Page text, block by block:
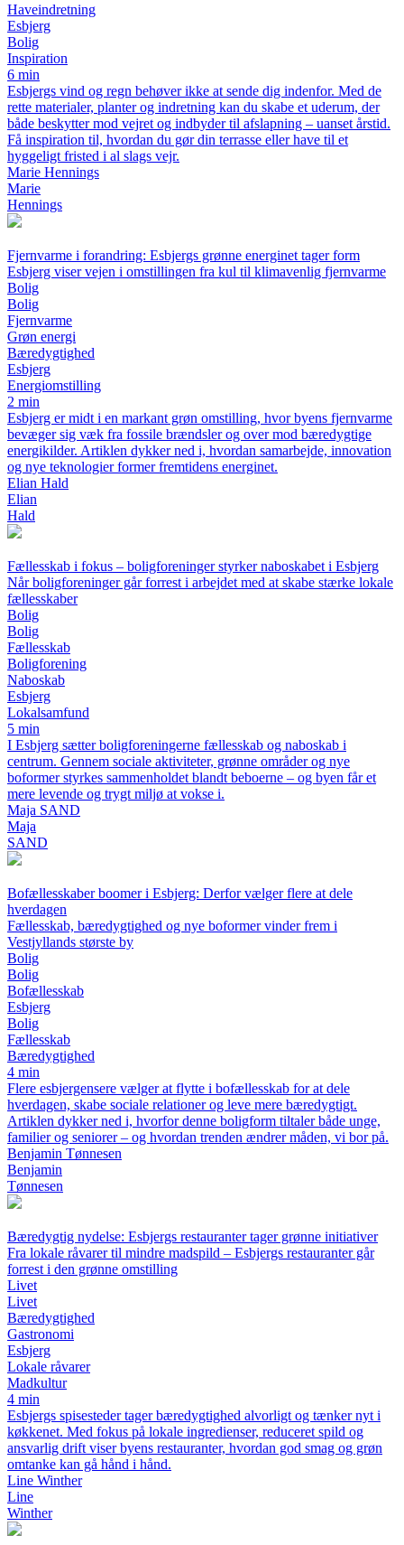
Haveindretning
Esbjerg
Bolig
Inspiration
6 min
Esbjergs vind og regn behøver ikke at sende dig indenfor. Med de
rette materialer, planter og indretning kan du skabe et uderum, der
både beskytter mod vejret og indbyder til afslapning – uanset årstid.
Få inspiration til, hvordan du gør din terrasse eller have til et
hyggeligt fristed i al slags vejr.
Marie Hennings
Marie
Hennings
Fjernvarme i forandring: Esbjergs grønne energinet tager form
Esbjerg viser vejen i omstillingen fra kul til klimavenlig fjernvarme
Bolig
Bolig
Fjernvarme
Grøn energi
Bæredygtighed
Esbjerg
Energiomstilling
2 min
Esbjerg er midt i en markant grøn omstilling, hvor byens fjernvarme
bevæger sig væk fra fossile brændsler og over mod bæredygtige
energikilder. Artiklen dykker ned i, hvordan samarbejde, innovation
og nye teknologier former fremtidens energinet.
Elian Hald
Elian
Hald
Fællesskab i fokus – boligforeninger styrker naboskabet i Esbjerg
Når boligforeninger går forrest i arbejdet med at skabe stærke lokale
fællesskaber
Bolig
Bolig
Fællesskab
Boligforening
Naboskab
Esbjerg
Lokalsamfund
5 min
I Esbjerg sætter boligforeningerne fællesskab og naboskab i
centrum. Gennem sociale aktiviteter, grønne områder og nye
boformer styrkes sammenholdet blandt beboerne – og byen får et
mere levende og trygt miljø at vokse i.
Maja SAND
Maja
SAND
Bofællesskaber boomer i Esbjerg: Derfor vælger flere at dele
hverdagen
Fællesskab, bæredygtighed og nye boformer vinder frem i
Vestjyllands største by
Bolig
Bolig
Bofællesskab
Esbjerg
Bolig
Fællesskab
Bæredygtighed
4 min
Flere esbjergensere vælger at flytte i bofællesskab for at dele
hverdagen, skabe sociale relationer og leve mere bæredygtigt.
Artiklen dykker ned i, hvorfor denne boligform tiltaler både unge,
familier og seniorer – og hvordan trenden ændrer måden, vi bor på.
Benjamin Tønnesen
Benjamin
Tønnesen
Bæredygtig nydelse: Esbjergs restauranter tager grønne initiativer
Fra lokale råvarer til mindre madspild – Esbjergs restauranter går
forrest i den grønne omstilling
Livet
Livet
Bæredygtighed
Gastronomi
Esbjerg
Lokale råvarer
Madkultur
4 min
Esbjergs spisesteder tager bæredygtighed alvorligt og tænker nyt i
køkkenet. Med fokus på lokale ingredienser, reduceret spild og
ansvarlig drift viser byens restauranter, hvordan god smag og grøn
omtanke kan gå hånd i hånd.
Line Winther
Line
Winther